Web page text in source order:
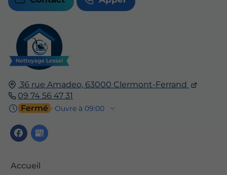
36 rue Amadeo, 63000 Clermont-Ferrand
09 74 56 47 31
Fermé ⋅ Ouvre à 09:00
Accueil